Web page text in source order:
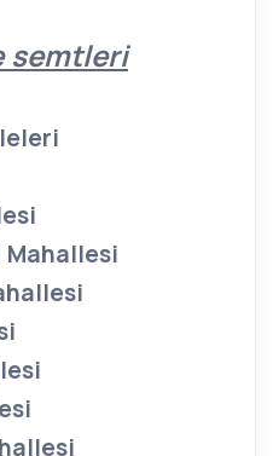
semtleri
Mahallesi